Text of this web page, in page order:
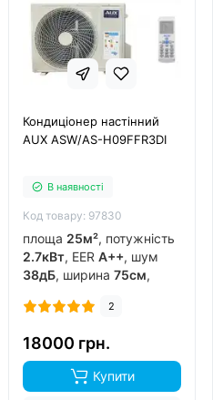
Кондиціонер настінний
AUX ASW/AS-H09FFR3DI
В наявності
Код товару: 97830
площа 25м², потужність
2.7кВт, EER A++, шум
38дБ, ширина 75см,
китай, інвертор
2
18000 грн.
Купити